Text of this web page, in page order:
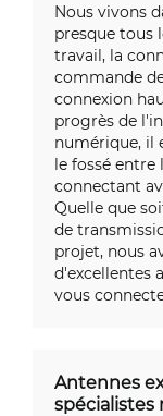
Nous vivons
presque tous
travail, la
commande
connexion
progrès de
numérique, il
le fossé entre
connectant
Quelle que
de
projet, nous
d'excellentes
vous
Antennes
spécialistes